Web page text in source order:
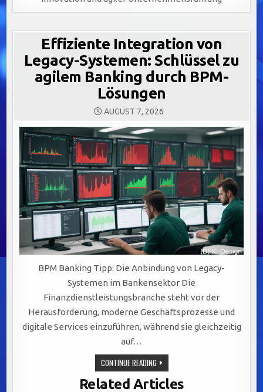
Effiziente Integration von
Legacy-Systemen: Schlüssel zu
agilem Banking durch BPM-
Lösungen
AUGUST 7, 2026
BPM Banking Tipp: Die Anbindung von Legacy-
Systemen im Bankensektor Die
Finanzdienstleistungsbranche steht vor der
Herausforderung, moderne Geschäftsprozesse und
digitale Services einzuführen, während sie gleichzeitig
auf…
CONTINUE READINGEFFIZIENTE
INTEGRATION
VON
LEGACY-
Related Articles